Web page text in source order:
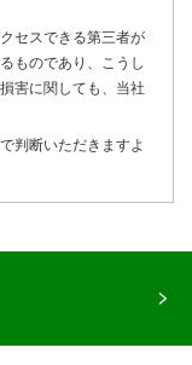
セスできる第三者が
ものであり、こうし
害に関しても、当社
判断いただきますよ